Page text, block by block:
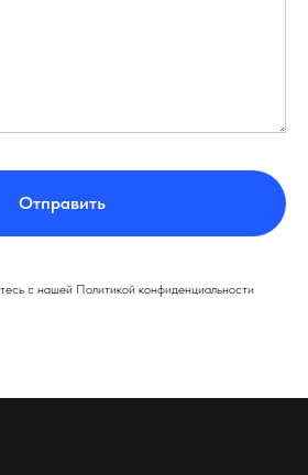
Отправить
с нашей Политикой конфиденциальности